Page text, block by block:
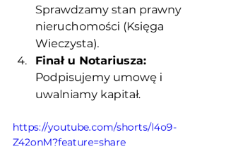
Sprawdzamy stan prawny
nieruchomości (Księga
Wieczysta).
Finał u Notariusza:
Podpisujemy umowę i
uwalniamy kapitał.
https://youtube.com/shorts/l4o9-
Z42onM?feature=share